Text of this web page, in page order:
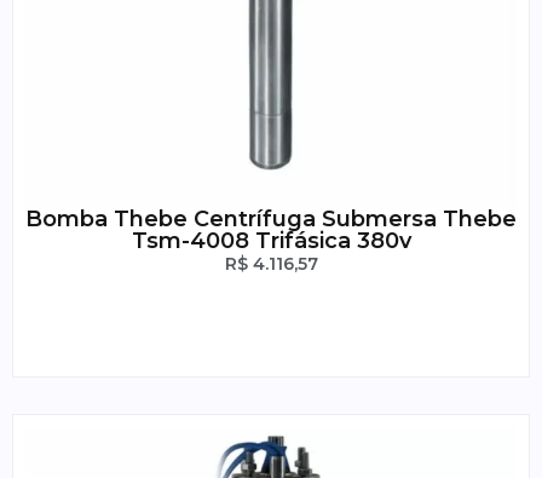
Bomba Thebe Centrífuga Submersa Thebe
Tsm-4008 Trifásica 380v
R$4.116,57